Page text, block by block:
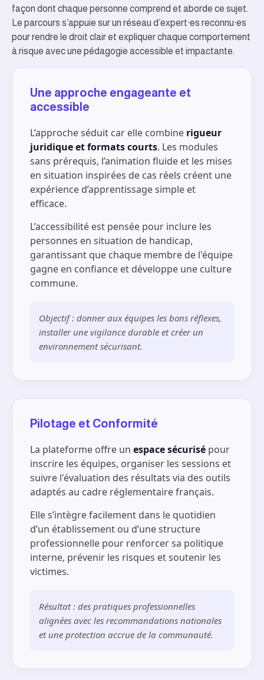
façon dont chaque personne comprend et aborde ce sujet.
Le parcours s’appuie sur un réseau d’expert·es reconnu·es
pour rendre le droit clair et expliquer chaque comportement
à risque avec une pédagogie accessible et impactante.
Une approche engageante et
accessible
L’approche séduit car elle combine rigueur
juridique et formats courts. Les modules
sans prérequis, l’animation fluide et les mises
en situation inspirées de cas réels créent une
expérience d’apprentissage simple et
efficace.
L’accessibilité est pensée pour inclure les
personnes en situation de handicap,
garantissant que chaque membre de l'équipe
gagne en confiance et développe une culture
commune.
Objectif : donner aux équipes les bons réflexes,
installer une vigilance durable et créer un
environnement sécurisant.
Pilotage et Conformité
La plateforme offre un espace sécurisé pour
inscrire les équipes, organiser les sessions et
suivre l'évaluation des résultats via des outils
adaptés au cadre réglementaire français.
Elle s’intègre facilement dans le quotidien
d’un établissement ou d’une structure
professionnelle pour renforcer sa politique
interne, prévenir les risques et soutenir les
victimes.
Résultat : des pratiques professionnelles
alignées avec les recommandations nationales
et une protection accrue de la communauté.